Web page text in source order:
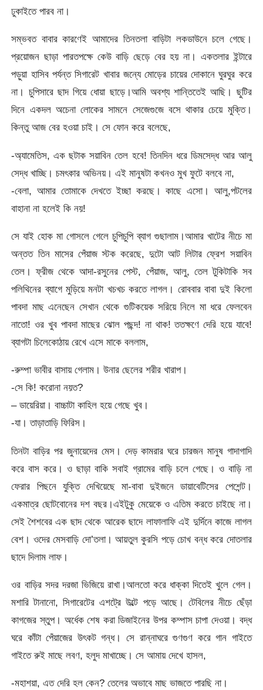
ঢুকাইতে পারব না।
সম্ভবত বাবার কারণেই আমাদের তিনতলা বাড়িটা লকডাউনে চলে গেছে।
প্রয়োজন ছাড়া পারতপক্ষে কেউ বাড়ি ছেড়ে বের হয় না। একতলার ইন্টারে
পড়ুয়া হাসিব পর্যন্ত সিগারেট খাবার জন্যে মোড়ের চায়ের দোকানে ঘুরঘুর করে
না। চুপিসারে ছাদ গিয়ে ধোয়া ছাড়ে।আমি অবশ্য শান্তিতেই আছি। ছুটির
দিনে একদল অচেনা লোকের সামনে সেজেগুজে বসে থাকার চেয়ে মুক্তি।
কিন্তু আজ বের হওয়া চাই। সে ফোন করে বলেছে,
-অ্যামেতিস, এক ছটাক সয়াবিন তেল হবে! তিনদিন ধরে ডিমসেদ্ধ আর আলু
সেদ্ধ খাচ্ছি। চমৎকার অভিনয়। এই মানুষটা কখনও মুখ ফুটে বলবে না,
-বেলা, আমার তোমাকে দেখতে ইচ্ছা করছে। কাছে এসো। আলু,পটলের
বাহানা না হলেই কি নয়!
সে যাই হোক মা গোসলে গেলে চুপিচুপি ব্যাগ গুছালাম।আমার খাটের নীচে মা
অন্তত তিন মাসের পেঁয়াজ স্টক করেছে, দুটো আট লিটার ফ্রেশ সয়াবিন
তেল। ফ্রীজ থেকে আদা-রসুনের পেস্ট, পেঁয়াজ, আলু, তেল টুকিটাকি সব
পলিথিনের ব্যাগে মুড়িয়ে মনটা খচখচ করতে লাগল। রোববার বাবা দুই কিলো
পাবদা মাছ এনেছেন সেখান থেকে গুটিকয়েক সরিয়ে নিলে মা ধরে ফেলবেন
নাতো! ওর খুব পাবদা মাছের ঝোল পছন্দ! না থাক! ততক্ষণে দেরি হয়ে যাবে!
ব্যাগটা চিলেকোঠায় রেখে এসে মাকে বললাম,
-রুম্পা ভাবীর বাসায় গেলাম। উনার ছেলের শরীর খারাপ।
-সে কি! করোনা নয়ত?
– ডায়েরিয়া। বাচ্চাটা কাহিল হয়ে গেছে খুব।
-যা। তাড়াতাড়ি ফিরিস।
তিনটা বাড়ির পর জুনায়েদের মেস। দেড় কামরার ঘরে চারজন মানুষ গাদাগাদি
করে বাস করে। ও ছাড়া বাকি সবাই গ্রামের বাড়ি চলে গেছে। ও বাড়ি না
ফেরার পিছনে যুক্তি দেখিয়েছে মা-বাবা দুইজনে ডায়াবেটিসের পেশেন্ট।
একমাত্র ছোটবোনের দশ বছর।এইটুকু মেয়েকে ও এতিম করতে চাইছে না।
সেই শৈশবের এক ছাদ থেকে আরেক ছাদে লাফালাফি এই দুর্দিনে কাজে লাগল
বেশ। ওদের মেসবাড়ি দো’তলা। আয়তুল কুরসি পড়ে চোখ বন্ধ করে দোতলার
ছাদে দিলাম লাফ।
ওর বাড়ির সদর দরজা ভিজিয়ে রাখা।আলতো করে ধাক্কা দিতেই খুলে গেল।
মশারি টানানো, সিগারেটের এশট্রে উল্টে পড়ে আছে। টেবিলের নীচে ছেঁড়া
কাগজের স্তুপ। অর্ধেক শেষ করা ডিজাইনের উপর কম্পাস চাপা দেওয়া। বদ্ধ
ঘরে কাঁটা পেঁয়াজের উৎকট গন্ধ। সে রান্নাঘরে গুণগুণ করে গান গাইতে
গাইতে রুই মাছে লবণ, হলুদ মাখাচ্ছে। সে আমায় দেখে হাসল,
-মহাশয়া, এত দেরি হল কেন? তেলের অভাবে মাছ ভাজতে পারছি না।